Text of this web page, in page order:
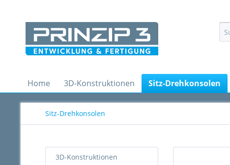
Home 3D-Konstruktionen Sitz-Drehkonsolen
Sitz-Drehkonsolen
3D-Konstruktionen